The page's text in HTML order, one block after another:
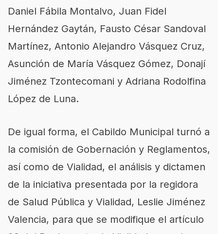
Daniel Fábila Montalvo, Juan Fidel
Hernández Gaytán, Fausto César Sandoval
Martínez, Antonio Alejandro Vásquez Cruz,
Asunción de María Vásquez Gómez, Donají
Jiménez Tzontecomani y Adriana Rodolfina
López de Luna.
De igual forma, el Cabildo Municipal turnó a
la comisión de Gobernación y Reglamentos,
así como de Vialidad, el análisis y dictamen
de la iniciativa presentada por la regidora
de Salud Pública y Vialidad, Leslie Jiménez
Valencia, para que se modifique el artículo